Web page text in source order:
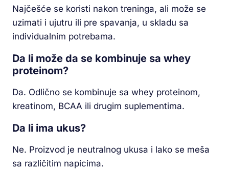
Najčešće se koristi nakon treninga, ali može se
uzimati i ujutru ili pre spavanja, u skladu sa
individualnim potrebama.
Da li može da se kombinuje sa whey
proteinom?
Da. Odlično se kombinuje sa whey proteinom,
kreatinom, BCAA ili drugim suplementima.
Da li ima ukus?
Ne. Proizvod je neutralnog ukusa i lako se meša
sa različitim napicima.